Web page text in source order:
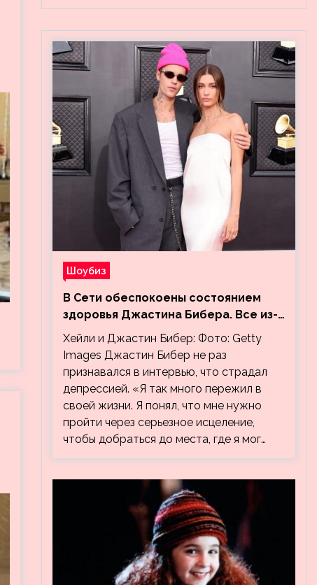
Шоубиз
В Сети обеспокоены состоянием
здоровья Джастина Бибера. Все из-
за видео, на котором его
успокаивает Хейли
Хейли и Джастин Бибер: Фото: Getty
Images Джастин Бибер не раз
признавался в интервью, что страдал
депрессией. «Я так много пережил в
своей жизни. Я понял, что мне нужно
пройти через серьезное исцеление,
чтобы добраться до места, где я мог…